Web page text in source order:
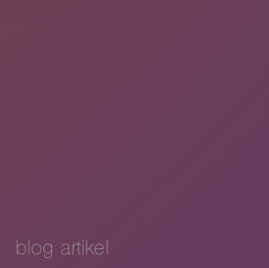
blog artikel